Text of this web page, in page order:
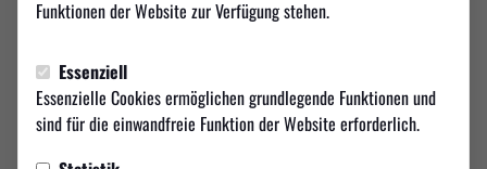
Funktionen der Website zur Verfügung stehen.
Essenziell
Essenzielle Cookies ermöglichen grundlegende Funktionen und
sind für die einwandfreie Funktion der Website erforderlich.